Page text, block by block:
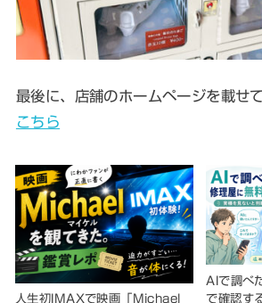
最後に、店舗のホームページを載せ
こちら
人生初IMAXで映画「Michael
AIで調べ
で確認す